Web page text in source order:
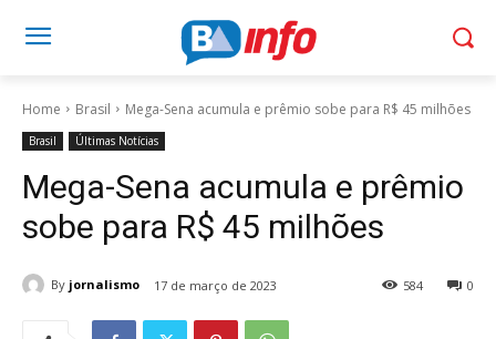
Home Brasil Mega-Sena acumula e prêmio sobe para R$ 45 milhões
Brasil Últimas Notícias
Mega-Sena acumula e prêmio
sobe para R$ 45 milhões
By jornalismo 17 de março de 2023 0
584